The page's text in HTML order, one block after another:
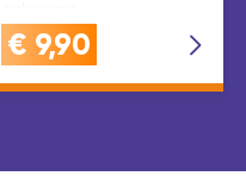
€ 9,90